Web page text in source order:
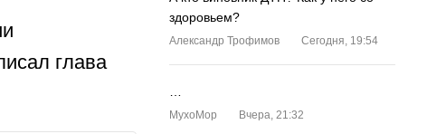
глава
здоровьем?
Александр Трофимов Сегодня, 19:54
MyxoMop Вчера, 21:32